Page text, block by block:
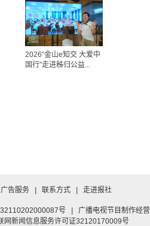
2026“金山e知交 大爱中
国行”走进秭归公益...
广告服务 | 联系方式 | 走进报社
号 |
广播电视节目制作经营
网新闻信息服务许可证32120170009号